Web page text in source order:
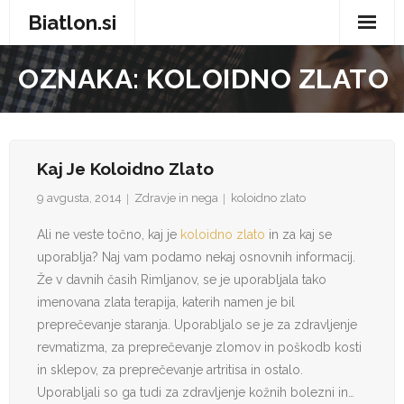
Biatlon.si
Domov
Zdravje in nega
Vse za dom
Zabava in prosti čas
Moda
OZNAKA:KOLOIDNO ZLATO
Kaj Je Koloidno Zlato
9 avgusta, 2014 Zdravje in nega koloidno zlato
Ali ne veste točno, kaj je koloidno zlato in za kaj se
uporablja? Naj vam podamo nekaj osnovnih informacij.
Že v davnih časih Rimljanov, se je uporabljala tako
imenovana zlata terapija, katerih namen je bil
preprečevanje staranja. Uporabljalo se je za zdravljenje
revmatizma, za preprečevanje zlomov in poškodb kosti
in sklepov, za preprečevanje artritisa in ostalo.
Uporabljali so ga tudi za zdravljenje kožnih bolezni in…